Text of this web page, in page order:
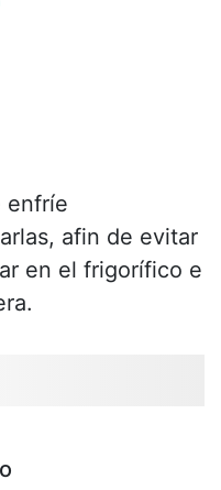
enfríe
afin de evitar
en el frigorífico e